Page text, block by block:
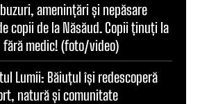
amenințări și nepăsare
copii de la Năsăud. Copii ținuți la
fără medic! (foto/video)
Lumii: Băiuțul își redescoperă
natură și comunitate